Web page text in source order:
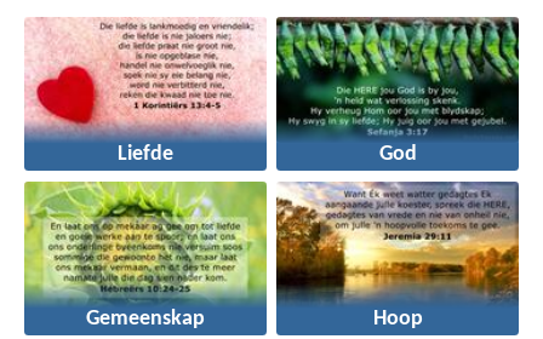
Liefde God
Gemeenskap Hoop